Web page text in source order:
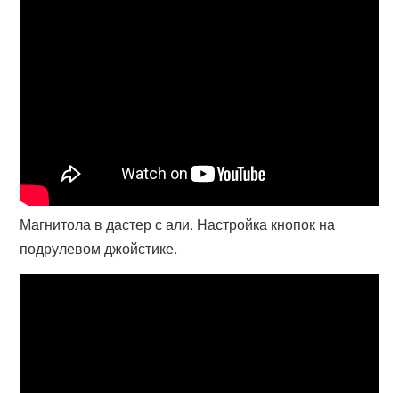
Магнитола в дастер с али. Настройка кнопок на
подрулевом джойстике.